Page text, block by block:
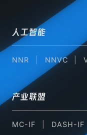
人工智能
NNR NNVC
产业联盟
MC-IF DASH-IF